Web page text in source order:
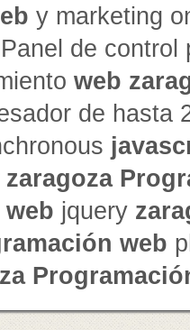
y marketing
de control
web
de hasta
zaragoza
web jquery
web